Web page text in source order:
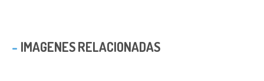
IMAGENES RELACIONADAS